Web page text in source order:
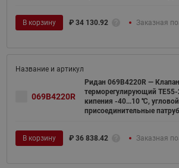
В корзину ₽ 34 130.92 Заказная
069B4220R
Ридан 069B4220R — Клапан
терморегулирующий TE55-
кипения -40...10 ℃,
присоединительные
В корзину ₽ 36 838.42 Заказная